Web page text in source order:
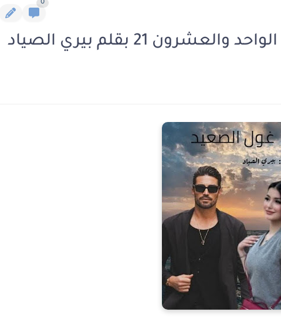
0
21 بقلم بيري الصياد